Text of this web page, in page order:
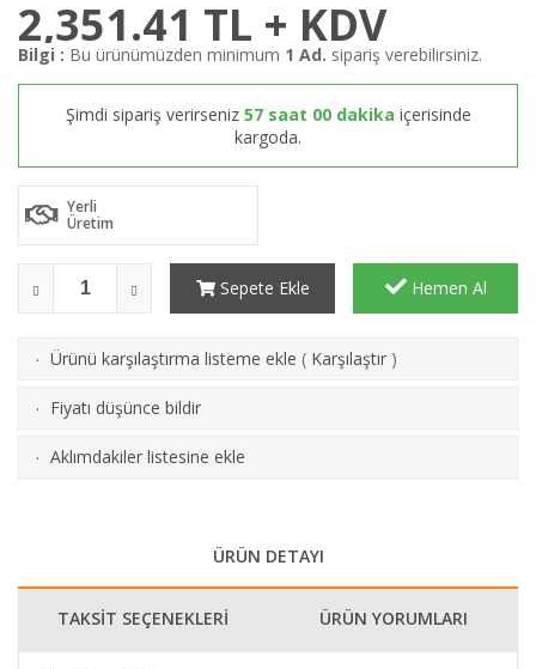
2,351.41 TL + KDV
Bilgi : Bu ürünümüzden minimum 1 Ad. sipariş verebilirsiniz.
Şimdi sipariş verirseniz 57 saat 00 dakika içerisinde
kargoda.
Yerli
Üretim
Sepete Ekle Hemen Al
· Ürünü karşılaştırma listeme ekle ( Karşılaştır )
· Fiyatı düşünce bildir
· Aklımdakiler listesine ekle
ÜRÜN DETAYI
TAKSİT SEÇENEKLERİ ÜRÜN YORUMLARI